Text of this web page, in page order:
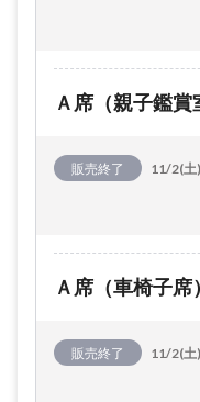
Ａ席（親子鑑賞
販売終了 11/2(土
Ａ席（車椅子席）
販売終了 11/2(土